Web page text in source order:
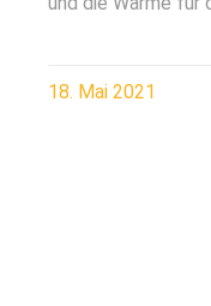
18. Mai 2021